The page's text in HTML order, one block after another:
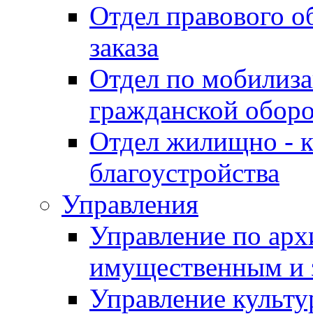
Отдел правового
заказа
Отдел по
гражданской
Отдел жилищно -
благоустройства
Управления
Управление по
имущественным и
Управление